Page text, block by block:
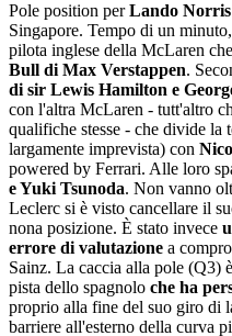
Pole position perLando Norris
Singapore. Tempo di un
pilota inglese della McLaren
Bull di Max Verstappen.
di sir Lewis Hamilton e
con l'altra McLaren - tutt'altro
qualifiche stesse - che divide la
largamente imprevista) con
powered by Ferrari. Alle loro
e Yuki Tsunoda. Non vanno
Leclerc si è visto cancellare il
nona posizione. È stato invece
errore di valutazione a
Sainz. La caccia alla pole (Q3)
pista dello spagnolo che ha
proprio alla fine del suo giro di
barriere all'esterno della curva